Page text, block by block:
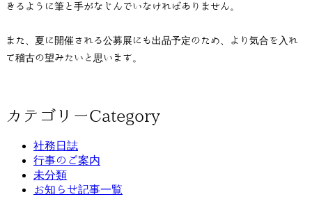
きるように筆と手がなじんでいなければありません。
また、夏に開催される公募展にも出品予定のため、より気合を入れ
て稽古の望みたいと思います。
カテゴリーCategory
社務日誌
行事のご案内
未分類
お知らせ記事一覧